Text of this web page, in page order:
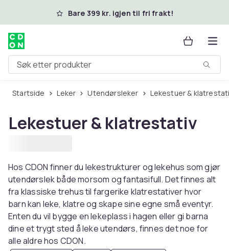
Hopp til hovedinnholdBare 399 kr. igjen til fri frakt!
Søk etter produkter
Startside Leker Utendørsleker Lekestuer &
Lekestuer & klatrestativ
Hos CDON finner du lekestrukturer og lekehus som gjør
utendørslek både morsom og fantasifull. Det finnes alt
fra klassiske trehus til fargerike klatrestativer hvor
barn kan leke, klatre og skape sine egne små eventyr.
Enten du vil bygge en lekeplass i hagen eller gi barna
dine et trygt sted å leke utendørs, finnes det noe for
alle aldre hos CDON.